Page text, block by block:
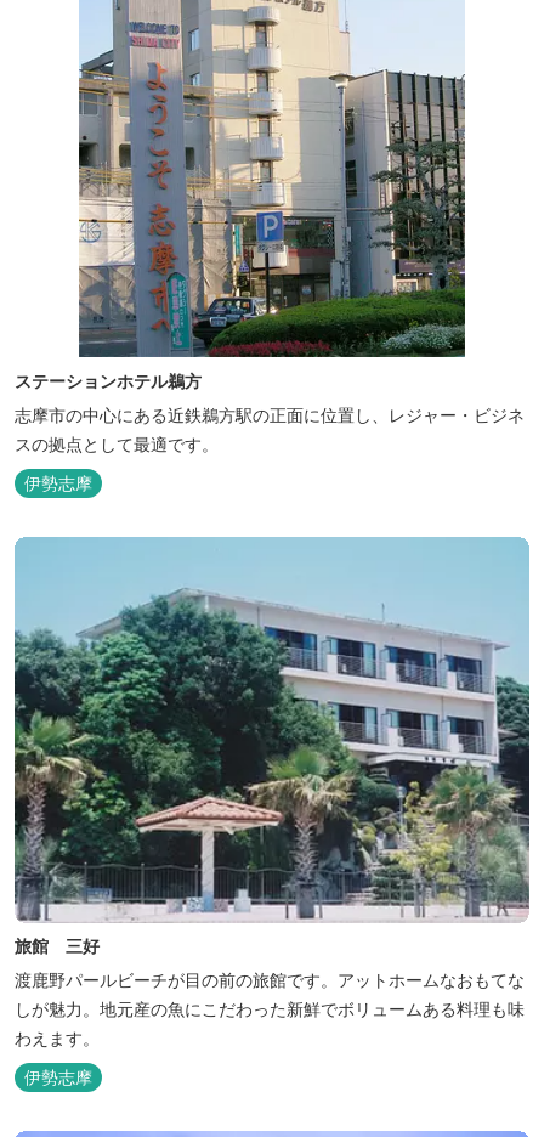
ステーションホテル鵜方
志摩市の中心にある近鉄鵜方駅の正面に位置し、レジャー・ビジネ
スの拠点として最適です。
伊勢志摩
旅館 三好
渡鹿野パールビーチが目の前の旅館です。アットホームなおもてな
しが魅力。地元産の魚にこだわった新鮮でボリュームある料理も味
わえます。
伊勢志摩